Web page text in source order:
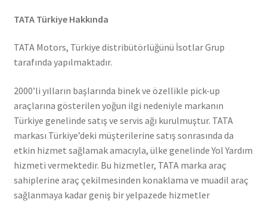
TATA Türkiye Hakkında
TATA Motors, Türkiye distribütörlüğünü İsotlar Grup
tarafında yapılmaktadır.
2000’li yılların başlarında binek ve özellikle pick-up
araçlarına gösterilen yoğun ilgi nedeniyle markanın
Türkiye genelinde satış ve servis ağı kurulmuştur. TATA
markası Türkiye’deki müşterilerine satış sonrasında da
etkin hizmet sağlamak amacıyla, ülke genelinde Yol Yardım
hizmeti vermektedir. Bu hizmetler, TATA marka araç
sahiplerine araç çekilmesinden konaklama ve muadil araç
sağlanmaya kadar geniş bir yelpazede hizmetler